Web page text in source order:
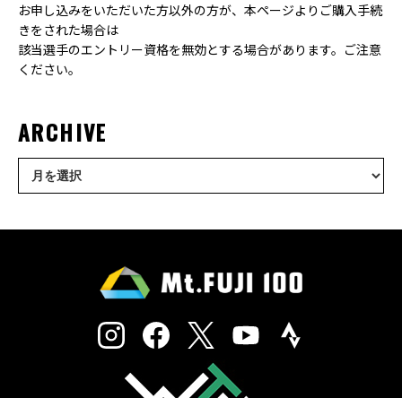
お申し込みをいただいた方以外の方が、本ページよりご購入手続
きをされた場合は
該当選手のエントリー資格を無効とする場合があります。ご注意
ください。
ARCHIVE